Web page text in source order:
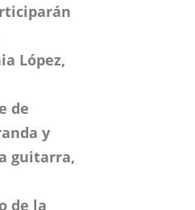
López,
de
y
guitarra,
de la